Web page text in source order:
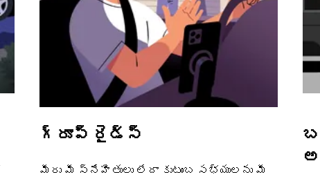
గ్రూప్ రైడ్స్
మీరు మీ స్నేహితులు లేదా కుటుంబ సభ్యులను మీ